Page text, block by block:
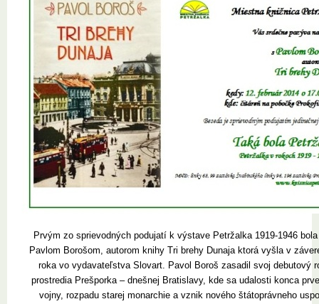
Prvým zo sprievodných podujatí k výstave Petržalka 1919-1946
Pavlom Borošom, autorom knihy Tri brehy Dunaja ktorá vyšla v
roka vo vydavateľstva Slovart. Pavol Boroš zasadil svoj debutový
prostredia Prešporka – dnešnej Bratislavy, kde sa udalosti konca
vojny, rozpadu starej monarchie a vznik nového štátoprávneho